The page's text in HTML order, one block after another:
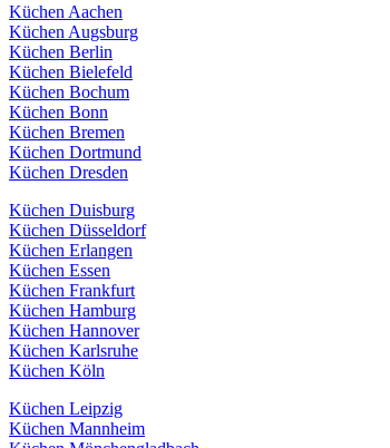
Küchen Aachen
Küchen Augsburg
Küchen Berlin
Küchen Bielefeld
Küchen Bochum
Küchen Bonn
Küchen Bremen
Küchen Dortmund
Küchen Dresden
Küchen Duisburg
Küchen Düsseldorf
Küchen Erlangen
Küchen Essen
Küchen Frankfurt
Küchen Hamburg
Küchen Hannover
Küchen Karlsruhe
Küchen Köln
Küchen Leipzig
Küchen Mannheim